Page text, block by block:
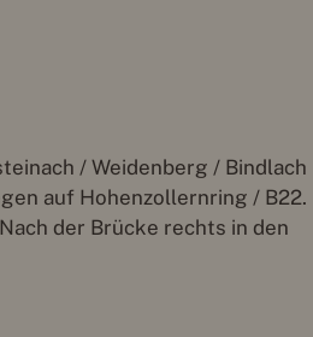
/ Weidenberg / Bindlach
auf Hohenzollernring / B22.
der Brücke rechts in den